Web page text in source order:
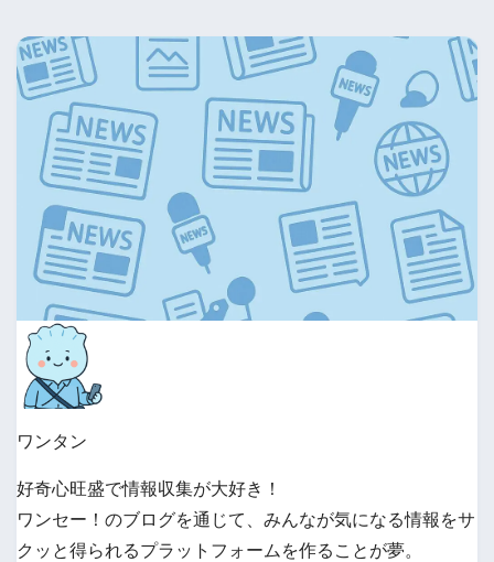
ワンタン
好奇心旺盛で情報収集が大好き！
ワンセー！のブログを通じて、みんなが気になる情報をサ
クッと得られるプラットフォームを作ることが夢。